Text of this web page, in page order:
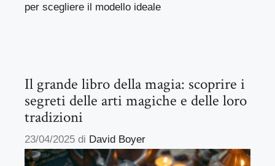
per scegliere il modello ideale
Il grande libro della magia: scoprire i
segreti delle arti magiche e delle loro
tradizioni
23/04/2025 di David Boyer